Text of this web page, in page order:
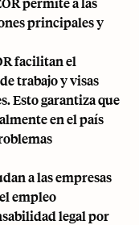
principales y
facilitan el
trabajo y visas
Esto garantiza que
en el país
a las empresas
empleo
legal por